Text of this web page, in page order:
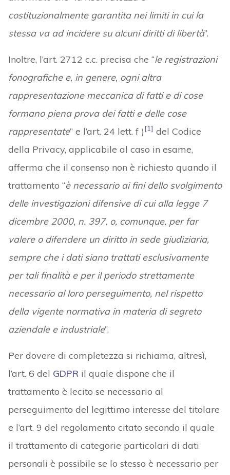
costituzionalmente garantita nei limiti in cui la
stessa va ad incidere su alcuni diritti di libertà”.
Inoltre, l’art. 2712 c.c. precisa che “le registrazioni
fonografiche e, in genere, ogni altra
rappresentazione meccanica di fatti e di cose
formano piena prova dei fatti e delle cose
rappresentate” e l’art. 24 lett. f )[1] del Codice
della Privacy, applicabile al caso in esame,
afferma che il consenso non è richiesto quando il
trattamento “è necessario ai fini dello svolgimento
delle investigazioni difensive di cui alla legge 7
dicembre 2000, n. 397, o, comunque, per far
valere o difendere un diritto in sede giudiziaria,
sempre che i dati siano trattati esclusivamente
per tali finalità e per il periodo strettamente
necessario al loro perseguimento, nel rispetto
della vigente normativa in materia di segreto
aziendale e industriale”.
Per dovere di completezza si richiama, altresì,
l’art. 6 del GDPRil quale dispone che il
trattamento è lecito se necessario al
perseguimento del legittimo interesse del titolare
e l’art. 9 del regolamento citato secondo il quale
il trattamento di categorie particolari di dati
personali è possibile se lo stesso è necessario per